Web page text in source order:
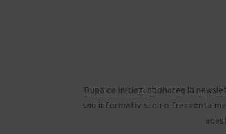
Dupa ce initiezi abonarea la
sau informativ si cu o frecventa